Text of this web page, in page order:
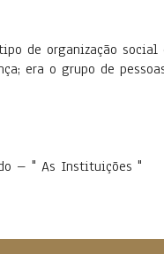
de organização
era o grupo de
– " As Instituições "